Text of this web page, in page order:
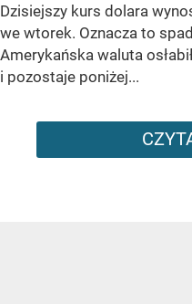
Dzisiejszy kurs dolara
we wtorek. Oznacza to
Amerykańska waluta
i pozostaje poniżej...